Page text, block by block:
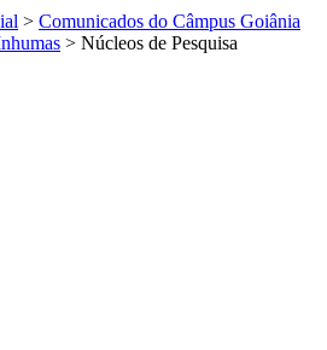
> Comunicados do Câmpus Goiânia
> Núcleos de Pesquisa